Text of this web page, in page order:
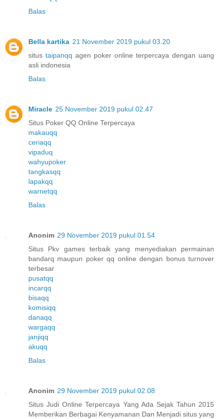
Balas
Bella kartika 21 November 2019 pukul 03.20
situs taipanqq agen poker online terpercaya dengan uang
asli indonesia
Balas
Miracle 25 November 2019 pukul 02.47
Situs Poker QQ Online Terpercaya
makauqq
ceriaqq
vipaduq
wahyupoker
tangkasqq
lapakqq
warnetqq
Balas
Anonim 29 November 2019 pukul 01.54
Situs Pkv games terbaik yang menyediakan permainan
bandarq maupun poker qq online dengan bonus turnover
terbesar
pusatqq
incarqq
bisaqq
komisiqq
danaqq
wargaqq
janjiqq
akuqq
Balas
Anonim 29 November 2019 pukul 02.08
Situs Judi Online Terpercaya Yang Ada Sejak Tahun 2015
Memberikan Berbagai Kenyamanan Dan Menjadi situs yang